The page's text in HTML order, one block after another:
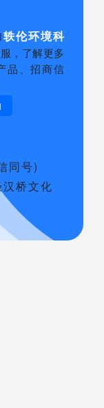
轶伦环境科
，了解更多
品、招商信
同号)
桥文化